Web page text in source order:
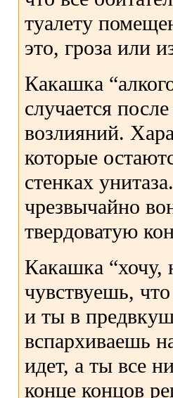
туалету
это, гроза или
Какашка
случается
возлияний.
которые
стенках
чрезвычайно
твердоватую
Какашка “хочу,
чувствуешь,
и ты в
вспархиваешь
идет, а ты все
конце концов